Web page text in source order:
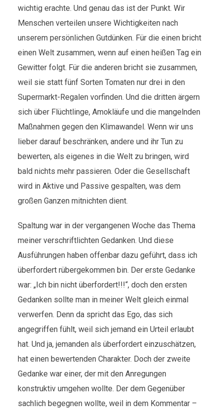
wichtig erachte. Und genau das ist der Punkt. Wir
Menschen verteilen unsere Wichtigkeiten nach
unserem persönlichen Gutdünken. Für die einen bricht
einen Welt zusammen, wenn auf einen heißen Tag ein
Gewitter folgt. Für die anderen bricht sie zusammen,
weil sie statt fünf Sorten Tomaten nur drei in den
Supermarkt-Regalen vorfinden. Und die dritten ärgern
sich über Flüchtlinge, Amokläufe und die mangelnden
Maßnahmen gegen den Klimawandel. Wenn wir uns
lieber darauf beschränken, andere und ihr Tun zu
bewerten, als eigenes in die Welt zu bringen, wird
bald nichts mehr passieren. Oder die Gesellschaft
wird in Aktive und Passive gespalten, was dem
großen Ganzen mitnichten dient.
Spaltung war in der vergangenen Woche das Thema
meiner verschriftlichten Gedanken. Und diese
Ausführungen haben offenbar dazu geführt, dass ich
überfordert rübergekommen bin. Der erste Gedanke
war: „Ich bin nicht überfordert!!!“, doch den ersten
Gedanken sollte man in meiner Welt gleich einmal
verwerfen. Denn da spricht das Ego, das sich
angegriffen fühlt, weil sich jemand ein Urteil erlaubt
hat. Und ja, jemanden als überfordert einzuschätzen,
hat einen bewertenden Charakter. Doch der zweite
Gedanke war einer, der mit den Anregungen
konstruktiv umgehen wollte. Der dem Gegenüber
sachlich begegnen wollte, weil in dem Kommentar –